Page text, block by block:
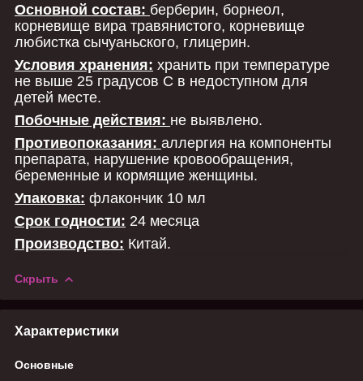
Основной состав: берберин, борнеол,
корневище вира травянистого, корневище
любистка сычуаньского, глицерин.
Условия хранения: хранить при температуре
не выше 25 градусов С в недоступном для
детей месте.
Побочные действия: не выявлено.
Противопоказания: аллергия на компоненты
препарата, нарушение кровообращения,
беременные и кормящие женщины.
Упаковка: флакончик 10 мл
Срок годности: 24 месяца
Производство: Китай.
Скрыть
Характеристики
Основные